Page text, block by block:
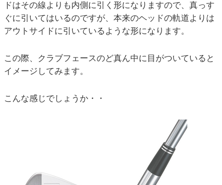
ドはその線よりも内側に引く形になりますので、真っす
ぐに引いてはいるのですが、本来のヘッドの軌道よりは
アウトサイドに引いているような形になります。
この際、クラブフェースのど真ん中に目がついていると
イメージしてみます。
こんな感じでしょうか・・